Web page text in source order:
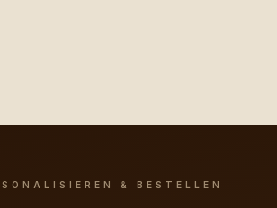
& BESTELLEN